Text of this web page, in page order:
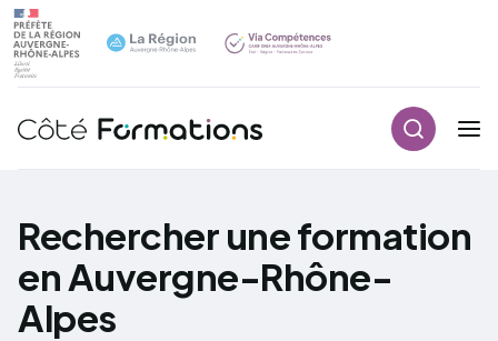
Navigation principale
Rechercher une formation
en Auvergne-Rhône-
Alpes